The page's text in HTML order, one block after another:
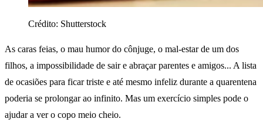
Crédito: Shutterstock
As caras feias, o mau humor do cônjuge, o mal-estar de um dos
filhos, a impossibilidade de sair e abraçar parentes e amigos... A lista
de ocasiões para ficar triste e até mesmo infeliz durante a quarentena
poderia se prolongar ao infinito. Mas um exercício simples pode o
ajudar a ver o copo meio cheio.